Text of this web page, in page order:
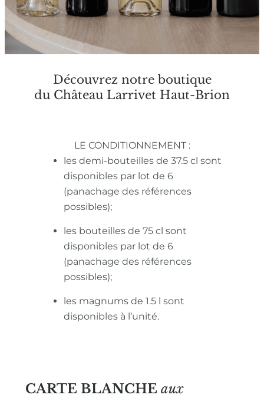
Découvrez notre boutique
du Château Larrivet Haut-Brion
LE CONDITIONNEMENT :
les demi-bouteilles de 37.5 cl sont
disponibles par lot de 6
(panachage des références
possibles);
les bouteilles de 75 cl sont
disponibles par lot de 6
(panachage des références
possibles);
les magnums de 1.5 l sont
disponibles à l’unité.
CARTE BLANCHE aux